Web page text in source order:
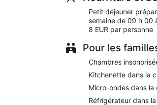
Petit déjeuner
semaine de 09 h 00
8 EUR par personne
Pour les
Chambres
Kitchenette dans la
Micro-ondes dans la
Réfrigérateur dans